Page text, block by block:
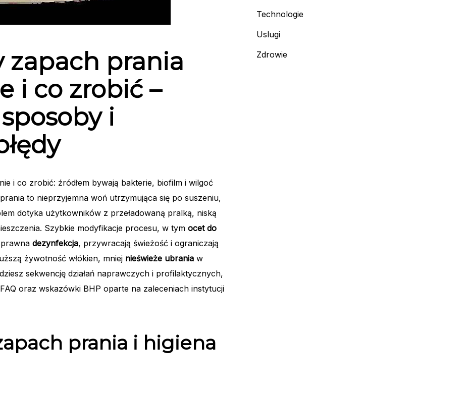
zapach prania
i co zrobić–
i
i co zrobić: źródłem bywają bakterie, biofilm i wilgoć
to nieprzyjemna woń utrzymująca się po suszeniu,
dotyka użytkowników z przeładowaną pralką, niską
Szybkie modyfikacje procesu, w tym ocet do
dezynfekcja, przywracają świeżość i ograniczają
żywotność włókien, mniej nieświeże ubrania w
sekwencję działań naprawczych i profilaktycznych,
oraz wskazówki BHP oparte na zaleceniach instytucji
prania i higiena
Technologie
Uslugi
Zdrowie